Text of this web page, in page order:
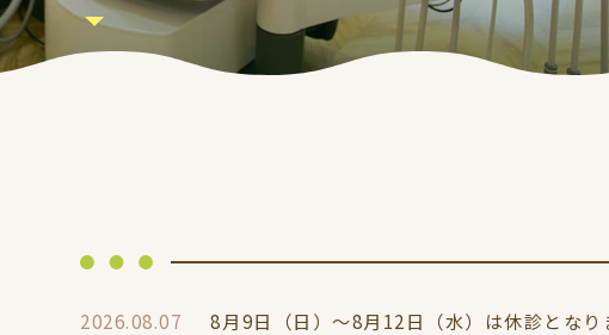
2026.08.07
8月9日（日）～8月12日（水）は休診とな